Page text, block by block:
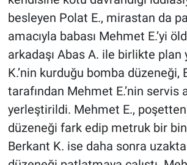
besleyen Polat E., mirastan da
amacıyla babası Mehmet E.’yi
arkadaşı Abas A. ile birlikte plan
K.’nin kurduğu bomba düzeneği,
tarafından Mehmet E.’nin servis
yerleştirildi. Mehmet E.,
düzeneği fark edip metruk bir
Berkant K. ise daha sonra
Haber
İlan
Kimdir
Koronavirüs
Kültür Sanat